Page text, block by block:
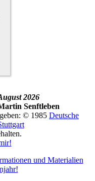
2026
Senftleben
© 1985 Deutsche
und Materialien